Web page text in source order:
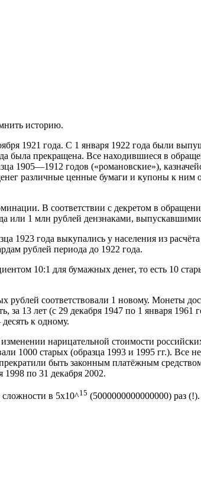
историю.
1921 года. С 1 января 1922 года были
была прекращена. Все находившиеся в
1905—1912 годов («романовские»),
различные ценные бумаги и купоны к
В соответствии с декретом в
или 1 млн рублей дензнаками,
1923 года выкупались у населения из
рублей периода до 1922 года.
10:1 для бумажных денег, то есть 10
рублей соответствовали 1 новому. Монеты
13 лет (с 29 декабря 1947 по 1 января 1961
к одному.
нарицательной стоимости
1000 старых (образца 1993 и 1995 гг.).
быть законным платёжным
по 31 декабря 2002.
в 5х10^15 (5000000000000000) раз (!).